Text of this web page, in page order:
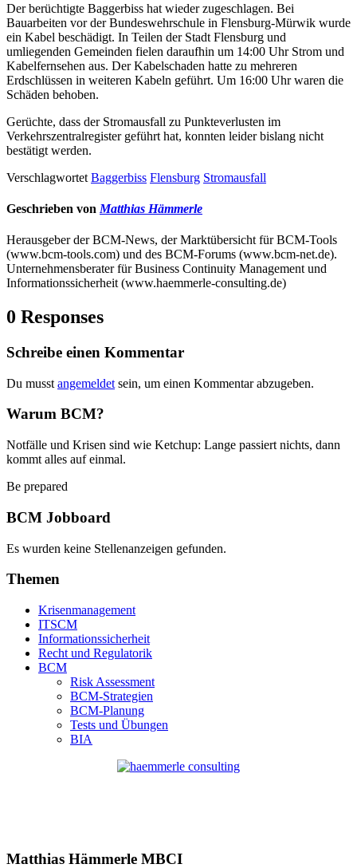
Der berüchtigte Baggerbiss hat wieder zugeschlagen. Bei
Bauarbeiten vor der Bundeswehrschule in Flensburg-Mürwik wurde
ein Kabel beschädigt. In Teilen der Stadt Flensburg und
umliegenden Gemeinden fielen daraufhin um 14:00 Uhr Strom und
Kabelfernsehen aus. Der Kabelschaden hatte zu mehreren
Erdschlüssen in weiteren Kabeln geführt. Um 16:00 Uhr waren die
Schäden behoben.
Gerüchte, dass der Stromausfall zu Punkteverlusten im
Verkehrszentralregister geführt hat, konnten leider bislang nicht
bestätigt werden.
Verschlagwortet Baggerbiss Flensburg Stromausfall
Geschrieben von Matthias Hämmerle
Herausgeber der BCM-News, der Marktübersicht für BCM-Tools
(www.bcm-tools.com) und des BCM-Forums (www.bcm-net.de).
Unternehmensberater für Business Continuity Management und
Informationssicherheit (www.haemmerle-consulting.de)
0 Responses
Schreibe einen Kommentar
Du musst angemeldet sein, um einen Kommentar abzugeben.
Warum BCM?
Notfälle und Krisen sind wie Ketchup: Lange passiert nichts, dann
kommt alles auf einmal.
Be prepared
BCM Jobboard
Es wurden keine Stellenanzeigen gefunden.
Themen
Krisenmanagement
ITSCM
Informationssicherheit
Recht und Regulatorik
BCM
Risk Assessment
BCM-Strategien
BCM-Planung
Tests und Übungen
BIA
Matthias Hämmerle MBCI